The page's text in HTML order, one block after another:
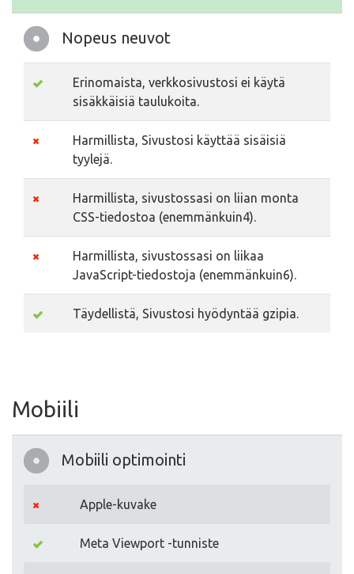
Nopeus neuvot
Erinomaista, verkkosivustosi ei käytä
sisäkkäisiä taulukoita.
Harmillista, Sivustosi käyttää sisäisiä
tyylejä.
Harmillista, sivustossasi on liian monta
CSS-tiedostoa (enemmänkuin4).
Harmillista, sivustossasi on liikaa
JavaScript-tiedostoja (enemmänkuin6).
Täydellistä, Sivustosi hyödyntää gzipia.
Mobiili
Mobiili optimointi
Apple-kuvake
Meta Viewport -tunniste